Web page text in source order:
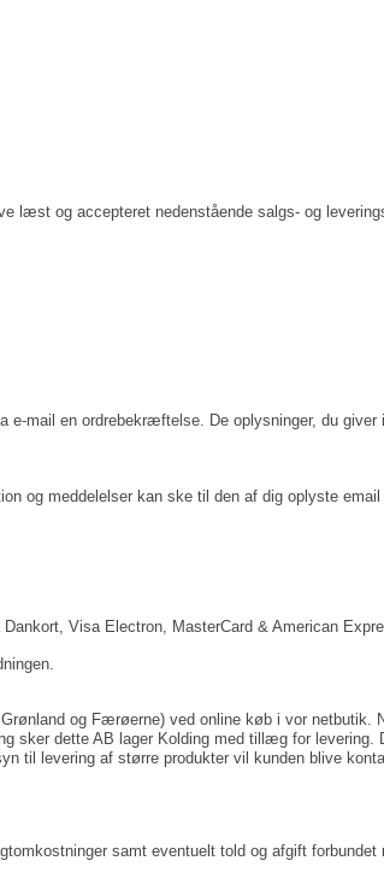
læst og accepteret nedenstående salgs- og
e-mail en ordrebekræftelse. De oplysninger, du
og meddelelser kan ske til den af dig oplyste
Visa Electron, MasterCard & American
og Færøerne) ved online køb i vor
sker dette AB lager Kolding med tillæg for
til levering af større produkter vil kunden blive
samt eventuelt told og afgift